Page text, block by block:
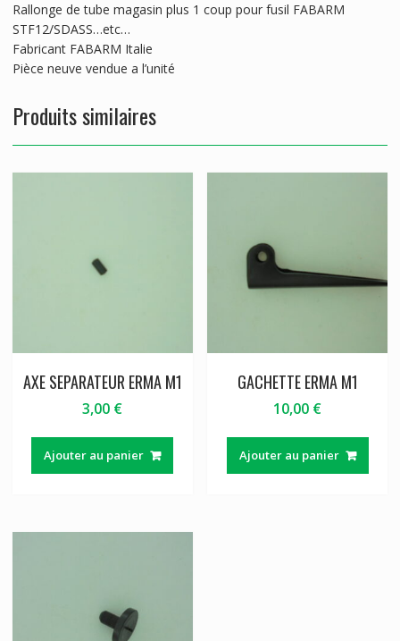
Rallonge de tube magasin plus 1 coup pour fusil FABARM
STF12/SDASS…etc…
Fabricant FABARM Italie
Pièce neuve vendue a l’unité
Produits similaires
AXE SEPARATEUR ERMA M1
3,00 €
Ajouter au panier
GACHETTE ERMA M1
10,00 €
Ajouter au panier